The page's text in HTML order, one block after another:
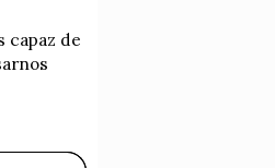
capaz de